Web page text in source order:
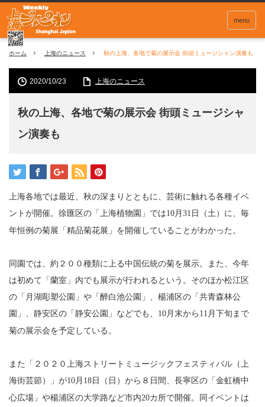
menu
ホーム 上海のニュース 秋の上海、各地で菊の展示会 街頭ミュージシャン演奏も
2020/10/23 上海のニュース
秋の上海、各地で菊の展示会 街頭ミュージシャ
ン演奏も
上海各地では最近、秋の深まりとともに、芸術に触れる各種イベ
ントが開催。徐匯区の「上海植物園」では10 月 31 日（土）に、毎
年恒例の菊展「精品菊花展」を開催していることがわかった。
同園では、約２００種類に上る中国伝統の菊を展示。また、今年
は初めて「蘭室」内でも展示が行われるという。そのほか松江区
の「月湖彫塑公園」や「醉白池公園」、楊浦区の「共青森林公
園」、静安区の「静安公園」などでも、 10 月末から 11 月下旬まで
菊の展示会を予定している。
また「２０２０上海ストリートミュージックフェスティバル（上
海街芸節）」が10 月 18日（日）から８日間、長寧区の「金虹橋中
心広場」や楊浦区の大学路など市内20カ所で開催。同イベントは